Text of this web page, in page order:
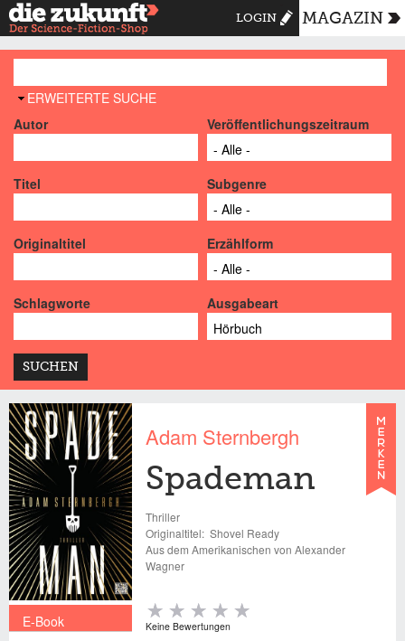
LOGIN MAGAZIN
AUSBLENDEN
ERWEITERTE SUCHE
Autor
Veröffentlichungszeitraum
Titel Subgenre
Originaltitel Erzählform
Schlagworte Ausgabeart
E-Book
Adam Sternbergh
Spademan
Thriller
Originaltitel: Shovel Ready
Aus dem Amerikanischen von Alexander
Wagner
Keine Bewertungen